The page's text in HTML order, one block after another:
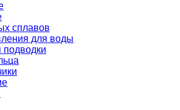
сплавов
для воды
подводки